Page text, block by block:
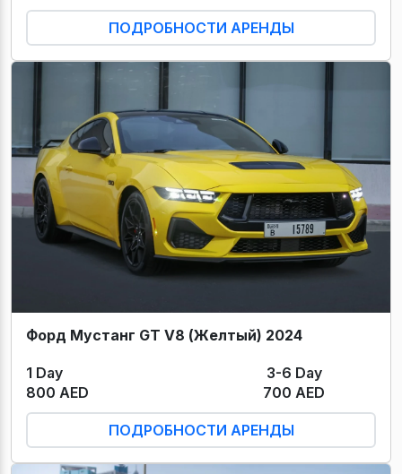
ПОДРОБНОСТИ АРЕНДЫ
Форд Мустанг GT V8 (Желтый) 2024
1 Day
3-6 Day
800 AED
700 AED
ПОДРОБНОСТИ АРЕНДЫ